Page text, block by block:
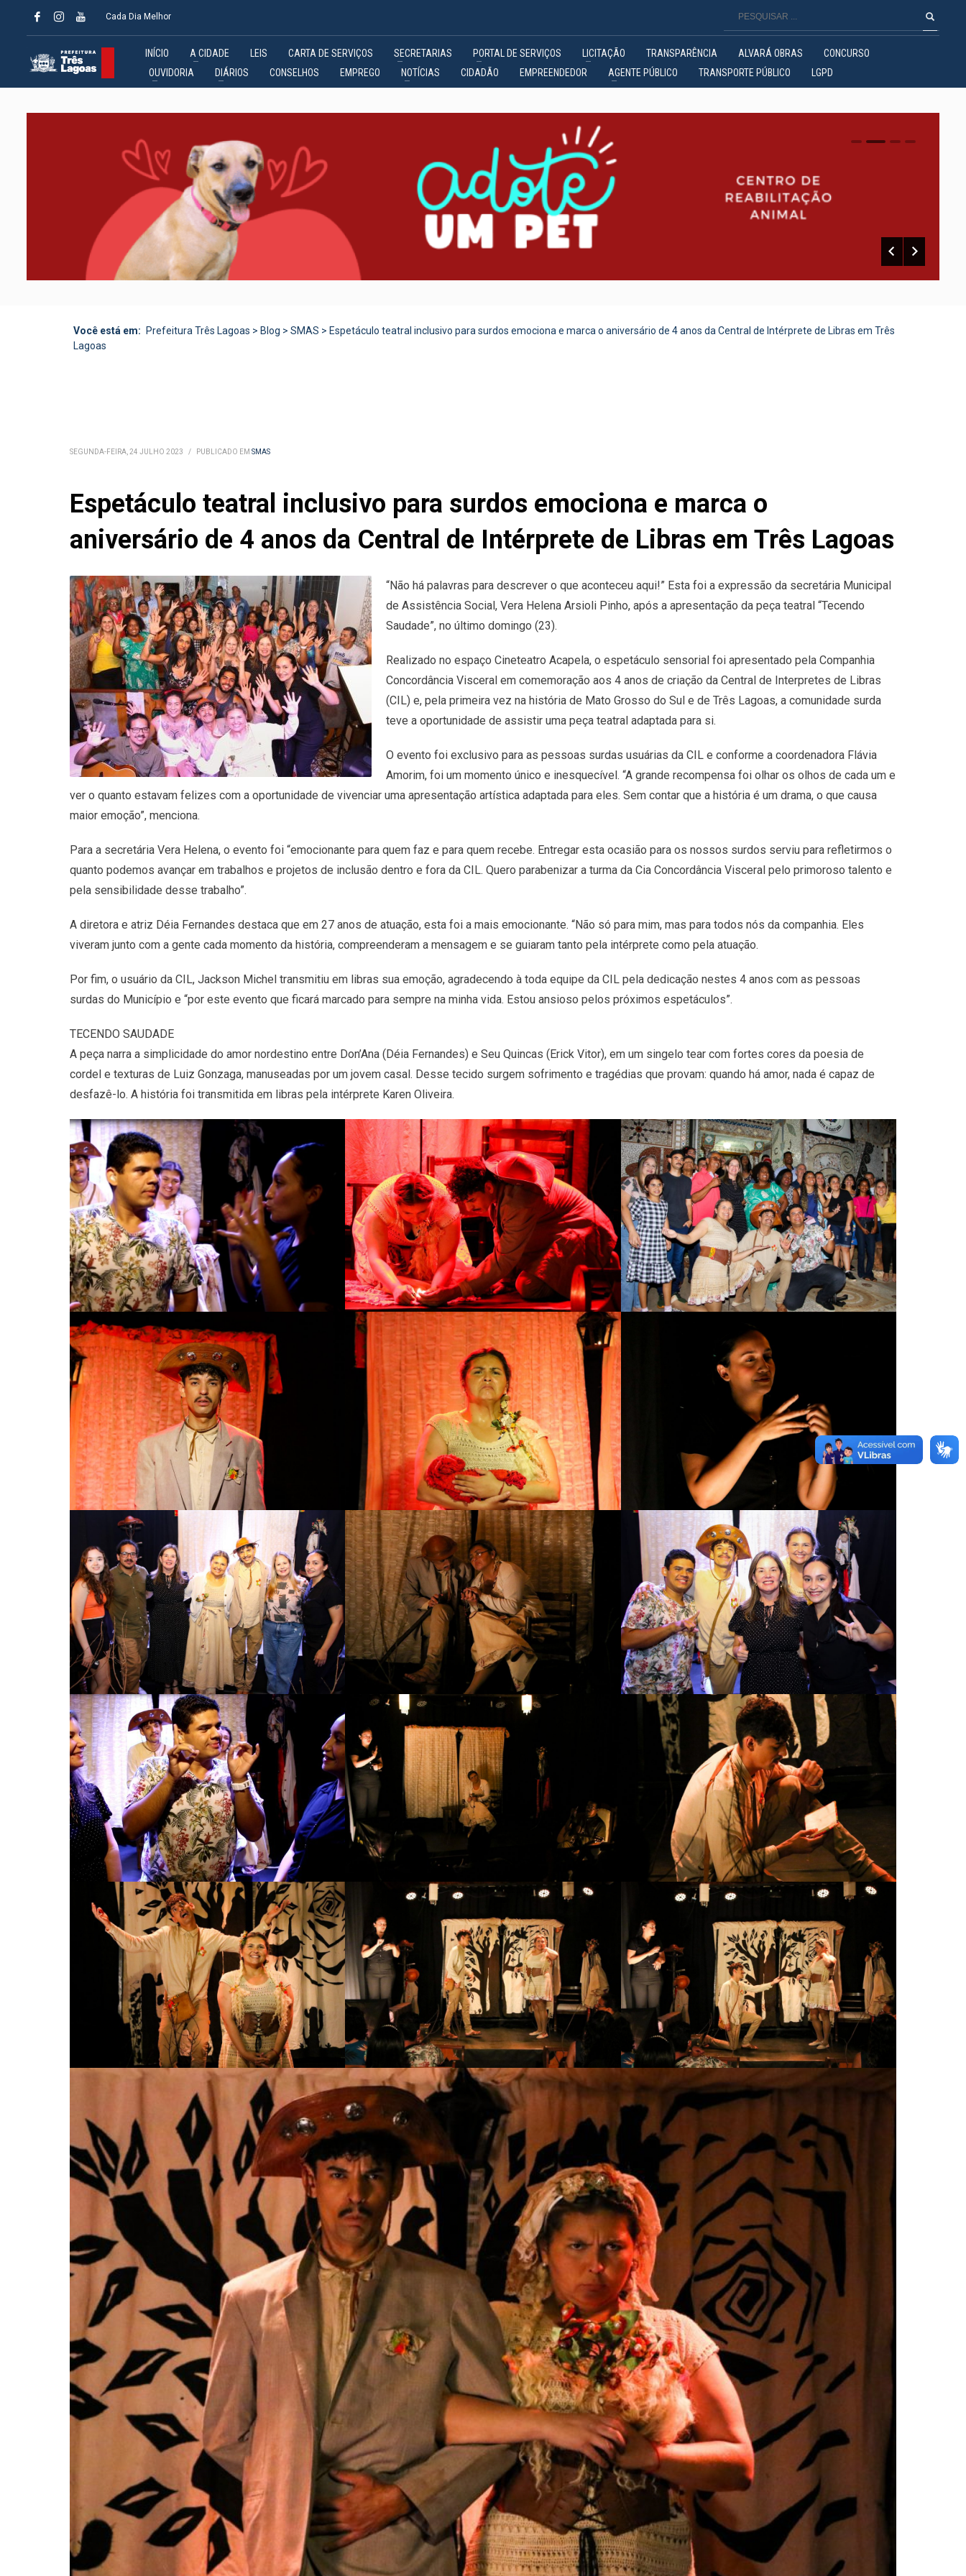
Cada Dia Melhor
INÍCIO A CIDADE LEIS CARTA DE SERVIÇOS SECRETARIAS PORTAL DE SERVIÇOS LICITAÇÃO TRANSPARÊNCIA ALVARÁ OBRAS
CONCURSO
OUVIDORIA
DIÁRIOS CONSELHOS EMPREGO NOTÍCIAS CIDADÃO EMPREENDEDOR AGENTE PÚBLICO TRANSPORTE PÚBLICO LGPD
0 1 2
Você está em: Prefeitura Três Lagoas > Blog > SMAS > Espetáculo teatral inclusivo para surdos emociona e marca o aniversário de 4 anos da Central de Intérprete de Libras em Três
Lagoas
SEGUNDA-FEIRA, 24 JULHO 2023 / PUBLICADO EM SMAS
Espetáculo teatral inclusivo para surdos emociona e marca o
aniversário de 4 anos da Central de Intérprete de Libras em Três Lagoas
“Não há palavras para descrever o que aconteceu aqui!” Esta foi a expressão da secretária Municipal
de Assistência Social, Vera Helena Arsioli Pinho, após a apresentação da peça teatral “Tecendo
Saudade”, no último domingo (23).
Realizado no espaço Cineteatro Acapela, o espetáculo sensorial foi apresentado pela Companhia
Concordância Visceral em comemoração aos 4 anos de criação da Central de Interpretes de Libras
(CIL) e, pela primeira vez na história de Mato Grosso do Sul e de Três Lagoas, a comunidade surda
teve a oportunidade de assistir uma peça teatral adaptada para si.
O evento foi exclusivo para as pessoas surdas usuárias da CIL e conforme a coordenadora Flávia
Amorim, foi um momento único e inesquecível. “A grande recompensa foi olhar os olhos de cada um e
ver o quanto estavam felizes com a oportunidade de vivenciar uma apresentação artística adaptada para eles. Sem contar que a história é um drama, o que causa
maior emoção”, menciona.
Para a secretária Vera Helena, o evento foi “emocionante para quem faz e para quem recebe. Entregar esta ocasião para os nossos surdos serviu para refletirmos o
quanto podemos avançar em trabalhos e projetos de inclusão dentro e fora da CIL. Quero parabenizar a turma da Cia Concordância Visceral pelo primoroso talento e
pela sensibilidade desse trabalho”.
A diretora e atriz Déia Fernandes destaca que em 27 anos de atuação, esta foi a mais emocionante. “Não só para mim, mas para todos nós da companhia. Eles
viveram junto com a gente cada momento da história, compreenderam a mensagem e se guiaram tanto pela intérprete como pela atuação.
Por fim, o usuário da CIL, Jackson Michel transmitiu em libras sua emoção, agradecendo à toda equipe da CIL pela dedicação nestes 4 anos com as pessoas
surdas do Município e “por este evento que ficará marcado para sempre na minha vida. Estou ansioso pelos próximos espetáculos”.
TECENDO SAUDADE
A peça narra a simplicidade do amor nordestino entre Don’Ana (Déia Fernandes) e Seu Quincas (Erick Vitor), em um singelo tear com fortes cores da poesia de
cordel e texturas de Luiz Gonzaga, manuseadas por um jovem casal. Desse tecido surgem sofrimento e tragédias que provam: quando há amor, nada é capaz de
desfazê-lo. A história foi transmitida em libras pela intérprete Karen Oliveira.